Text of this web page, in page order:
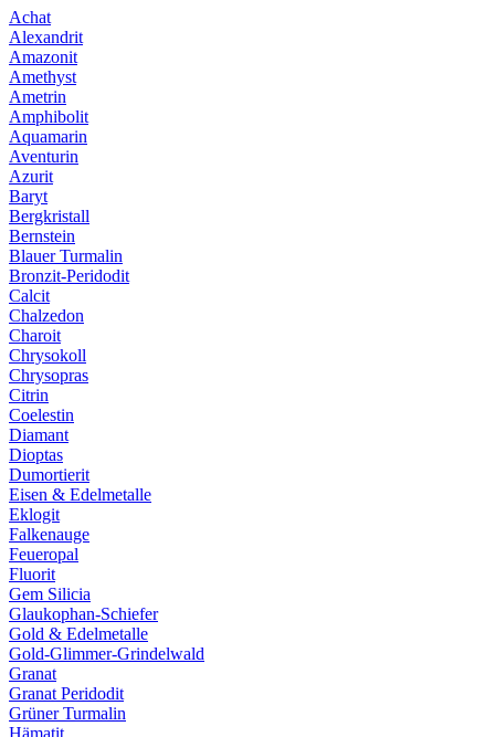
Achat
Alexandrit
Amazonit
Amethyst
Ametrin
Amphibolit
Aquamarin
Aventurin
Azurit
Baryt
Bergkristall
Bernstein
Blauer Turmalin
Bronzit-Peridodit
Calcit
Chalzedon
Charoit
Chrysokoll
Chrysopras
Citrin
Coelestin
Diamant
Dioptas
Dumortierit
Eisen & Edelmetalle
Eklogit
Falkenauge
Feueropal
Fluorit
Gem Silicia
Glaukophan-Schiefer
Gold & Edelmetalle
Gold-Glimmer-Grindelwald
Granat
Granat Peridodit
Grüner Turmalin